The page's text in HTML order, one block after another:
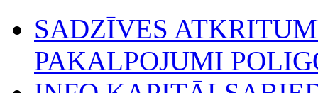
SADZĪVES
PAKALPOJUMI